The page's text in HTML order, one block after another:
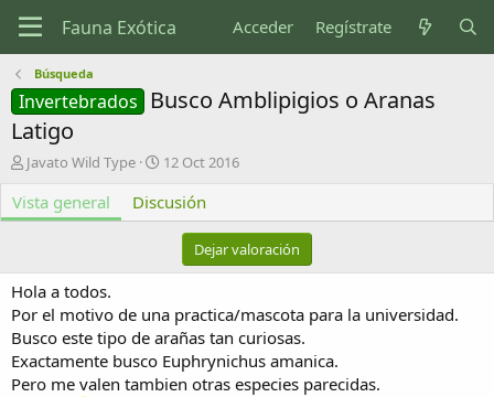
Acceder Regístrate
Búsqueda
Invertebrados
Busco Amblipigios o Aranas
Latigo
A
t
o
Javato Wild Type
F
c
h
r
e
a
c
12 Oct 2016
Vista general Discusión
Dejar valoración
Hola a todos.
Por el motivo de una practica/mascota para la universidad.
Busco este tipo de arañas tan curiosas.
Exactamente busco Euphrynichus amanica.
Pero me valen tambien otras especies parecidas.